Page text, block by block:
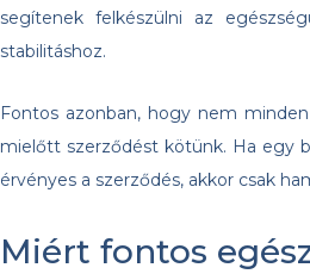
segítenek felkészülni az
stabilitáshoz.
Fontos azonban, hogy nem
mielőtt szerződést kötünk. Ha egy
érvényes a szerződés, akkor csak
Miért fontos